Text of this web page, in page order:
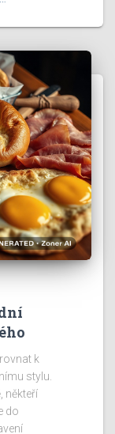
k
stylu.
někteří
do